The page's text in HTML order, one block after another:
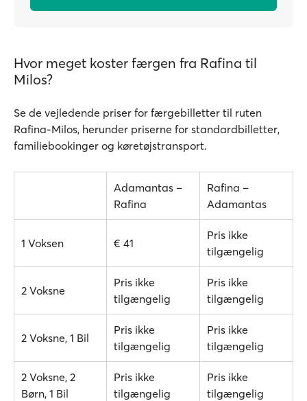
Hvor meget koster færgen fra Rafina til
Milos?
Se de vejledende priser for færgebilletter til ruten
Rafina-Milos, herunder priserne for standardbilletter,
familiebookinger og køretøjstransport.
Adamantas –
Rafina
Rafina –
Adamantas
1 Voksen € 41
Pris ikke
tilgængelig
2 Voksne
Pris ikke
tilgængelig
Pris ikke
tilgængelig
2 Voksne, 1 Bil
Pris ikke
tilgængelig
Pris ikke
tilgængelig
2 Voksne, 2
Børn, 1 Bil
Pris ikke
tilgængelig
Pris ikke
tilgængelig